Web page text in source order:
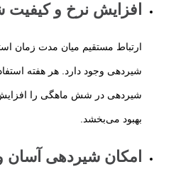
افزایش نرخ و
ارتباط مستقیم میان مدت زمان
شیردهی وجود دارد. هر هفته
شیردهی در شش ماهگی را
بهبود می‌بخشد.
امکان شیردهی آسان